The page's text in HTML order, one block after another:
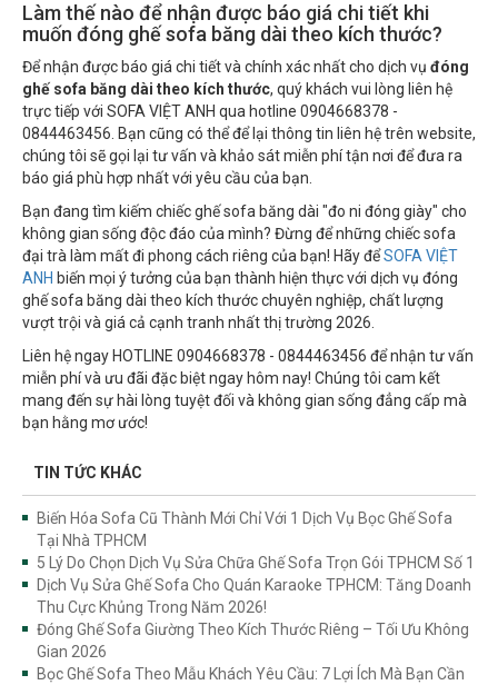
Làm thế nào để nhận được báo giá chi tiết khi
muốn đóng ghế sofa băng dài theo kích thước?
Để nhận được báo giá chi tiết và chính xác nhất cho dịch vụ đóng
ghế sofa băng dài theo kích thước, quý khách vui lòng liên hệ
trực tiếp với SOFA VIỆT ANH qua hotline 0904668378 -
0844463456. Bạn cũng có thể để lại thông tin liên hệ trên website,
chúng tôi sẽ gọi lại tư vấn và khảo sát miễn phí tận nơi để đưa ra
báo giá phù hợp nhất với yêu cầu của bạn.
Bạn đang tìm kiếm chiếc ghế sofa băng dài "đo ni đóng giày" cho
không gian sống độc đáo của mình? Đừng để những chiếc sofa
đại trà làm mất đi phong cách riêng của bạn! Hãy đểSOFA VIỆT
ANH biến mọi ý tưởng của bạn thành hiện thực với dịch vụ đóng
ghế sofa băng dài theo kích thước chuyên nghiệp, chất lượng
vượt trội và giá cả cạnh tranh nhất thị trường 2026.
Liên hệ ngay HOTLINE 0904668378 - 0844463456 để nhận tư vấn
miễn phí và ưu đãi đặc biệt ngay hôm nay! Chúng tôi cam kết
mang đến sự hài lòng tuyệt đối và không gian sống đẳng cấp mà
bạn hằng mơ ước!
TIN TỨC KHÁC
Biến Hóa Sofa Cũ Thành Mới Chỉ Với 1 Dịch Vụ Bọc Ghế Sofa
Tại Nhà TPHCM
5 Lý Do Chọn Dịch Vụ Sửa Chữa Ghế Sofa Trọn Gói TPHCM Số 1
Dịch Vụ Sửa Ghế Sofa Cho Quán Karaoke TPHCM: Tăng Doanh
Thu Cực Khủng Trong Năm 2026!
Đóng Ghế Sofa Giường Theo Kích Thước Riêng – Tối Ưu Không
Gian 2026
Bọc Ghế Sofa Theo Mẫu Khách Yêu Cầu: 7 Lợi Ích Mà Bạn Cần